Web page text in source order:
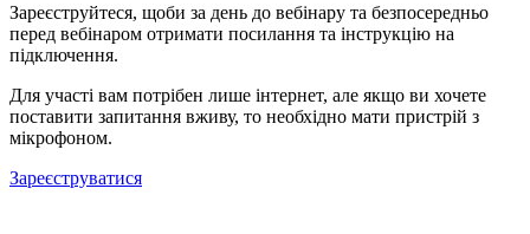
Зареєструйтеся, щоби за день до вебінару та безпосередньо
перед вебінаром отримати посилання та інструкцію на
підключення.
Для участі вам потрібен лише інтернет, але якщо ви хочете
поставити запитання вживу, то необхідно мати пристрій з
мікрофоном.
Зареєструватися